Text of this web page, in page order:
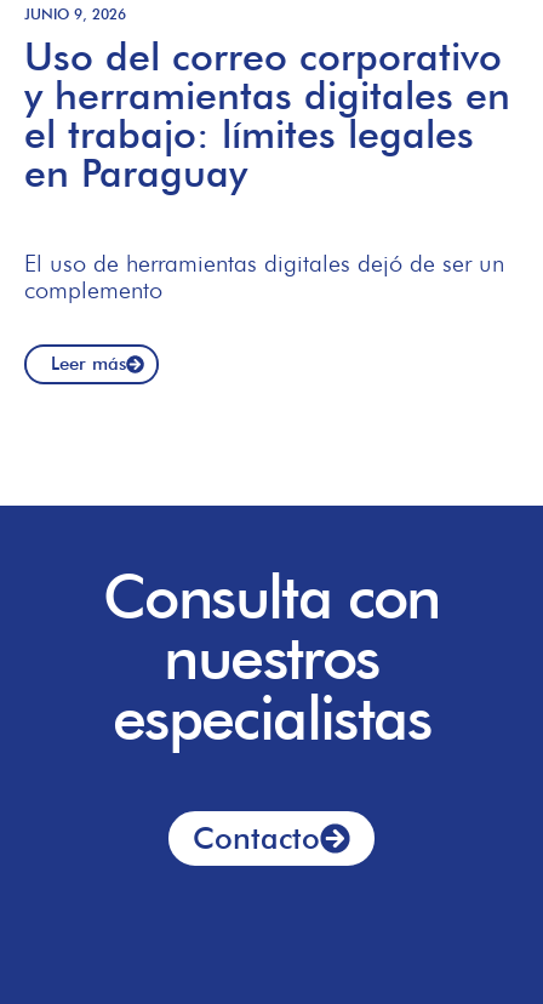
JUNIO 9, 2026
Uso del correo corporativo
y herramientas digitales en
el trabajo: límites legales
en Paraguay
El uso de herramientas digitales dejó de ser un
complemento
Leer más
Consulta con
nuestros
especialistas
Contacto